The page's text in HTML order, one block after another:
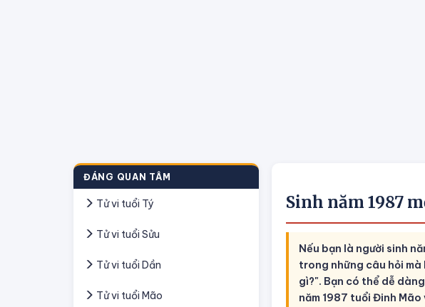
ĐÁNG QUAN TÂM
Tử vi tuổi Tý
Tử vi tuổi Sửu
Tử vi tuổi Dần
Tử vi tuổi Mão
Sinh năm 1987
Nếu bạn là người sinh
trong những câu hỏi mà
gì?". Bạn có thể dễ
năm 1987 tuổi Đinh Mão